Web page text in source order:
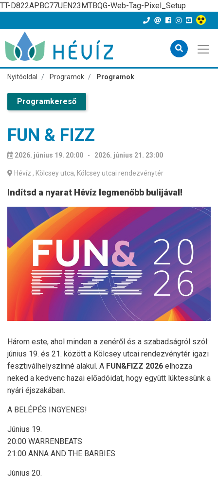
TT-D822APBC77UEN23MTBQG-Web-Tag-Pixel_Setup
Nyitóoldal Programok Programok
Programkereső
FUN & FIZZ
2026. június 19. 20:00 - 2026. június 21. 23:00
Hévíz , Kölcsey utca, Kölcsey utcai rendezvénytér
Indítsd a nyarat Hévíz legmenőbb bulijával!
Három este, ahol minden a zenéről és a szabadságról szól:
június 19. és 21. között a Kölcsey utcai rendezvénytér igazi
fesztiválhelyszínné alakul. A FUN&FIZZ 2026 elhozza
neked a kedvenc hazai előadóidat, hogy együtt lüktessünk a
nyári éjszakában.
A BELÉPÉS INGYENES!
Június 19.
20:00 WARRENBEATS
21:00 ANNA AND THE BARBIES
Június 20.